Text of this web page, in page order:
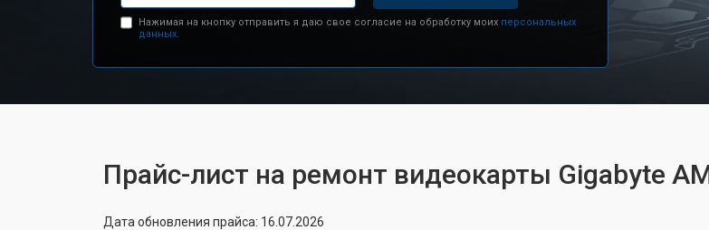
Нажимая на кнопку отправить я даю свое согласие на обработку моих персональных
данных.
Прайс-лист на ремонт видеокарты Gigabyte
Дата обновления прайса: 16.07.2026